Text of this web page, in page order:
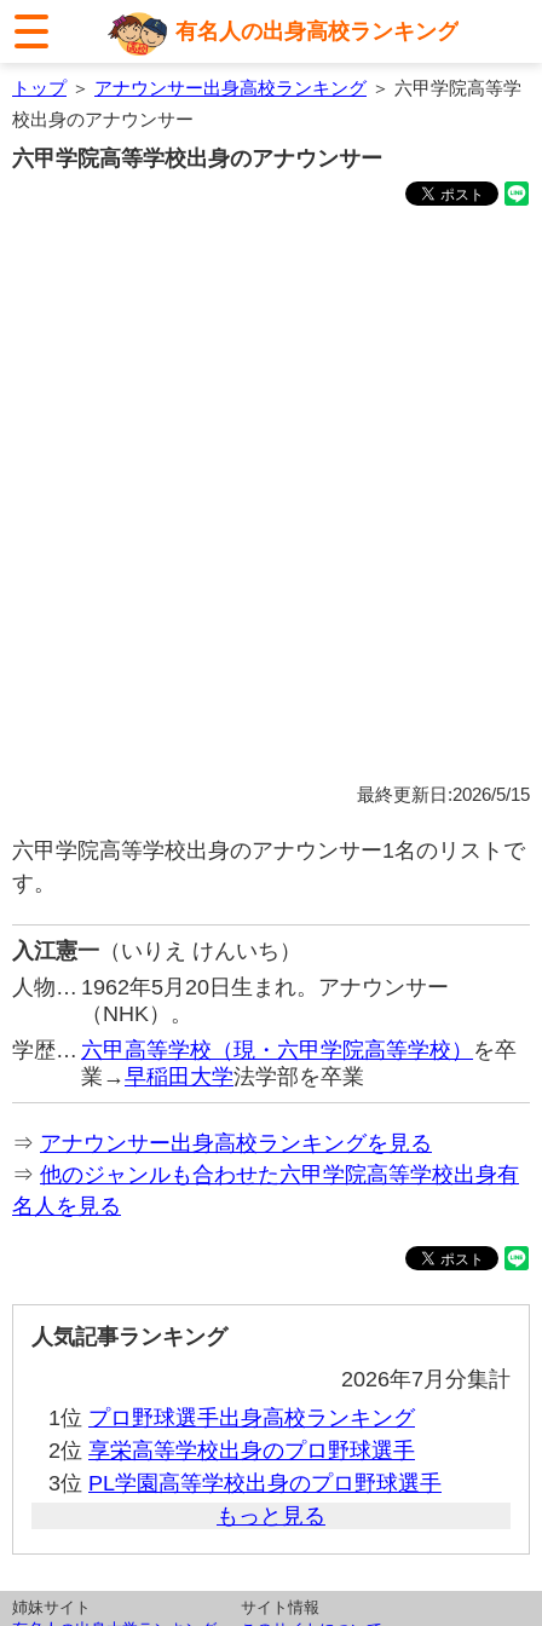
有名人の出身高校ランキング
トップ＞ アナウンサー出身高校ランキング ＞ 六甲学院高等学
校出身のアナウンサー
六甲学院高等学校出身のアナウンサー
最終更新日:2026/5/15
六甲学院高等学校出身のアナウンサー1名のリストで
す。
入江憲一 （いりえ けんいち）
人物… 1962年5月20日生まれ。アナウンサー
（NHK）。
学歴… 六甲高等学校（現・六甲学院高等学校） を卒
業→早稲田大学法学部を卒業
⇒ アナウンサー出身高校ランキングを見る
⇒ 他のジャンルも合わせた六甲学院高等学校出身有
名人を見る
人気記事ランキング
2026年7月分集計
1位 プロ野球選手出身高校ランキング
2位 享栄高等学校出身のプロ野球選手
3位 PL学園高等学校出身のプロ野球選手
もっと見る
姉妹サイト
サイト情報